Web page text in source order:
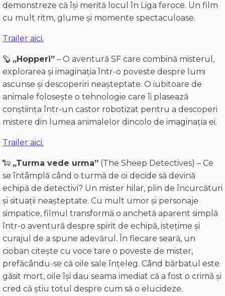
demonstreze că își merită locul în Liga feroce. Un film
cu mult ritm, glume și momente spectaculoase.
Trailer aici.
🦫 „Hopperi” – O aventură SF care combină misterul,
explorarea și imaginația într-o poveste despre lumi
ascunse și descoperiri neașteptate. O iubitoare de
animale folosește o tehnologie care îi plasează
conștiința într-un castor robotizat pentru a descoperi
mistere din lumea animalelor dincolo de imaginația ei.
Trailer aici.
🐑 „Turma vede urma” (The Sheep Detectives) – Ce
se întâmplă când o turmă de oi decide să devină
echipă de detectivi? Un mister hilar, plin de încurcături
și situații neașteptate. Cu mult umor și personaje
simpatice, filmul transformă o anchetă aparent simplă
într-o aventură despre spirit de echipă, istețime și
curajul de a spune adevărul. În fiecare seară, un
cioban citește cu voce tare o poveste de mister,
prefăcându-se că oile sale înțeleg. Când bărbatul este
găsit mort, oile își dau seama imediat că a fost o crimă și
cred că știu totul despre cum să o elucideze.